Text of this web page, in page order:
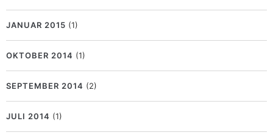
JANUAR 2015 (1)
OKTOBER 2014 (1)
SEPTEMBER 2014 (2)
JULI 2014 (1)